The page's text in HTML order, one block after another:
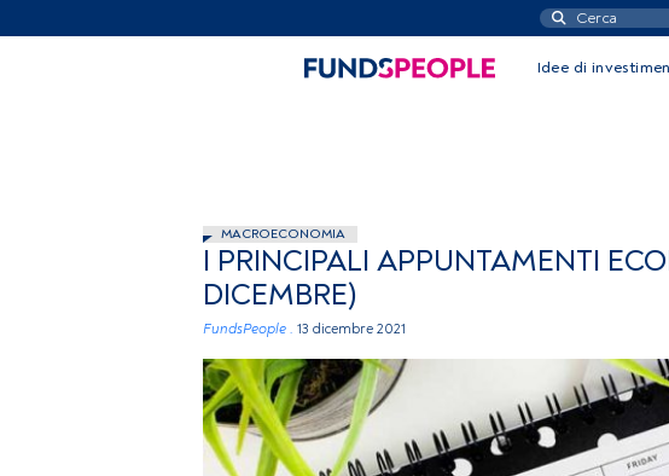
Idee di
MACROECONOMIA
I PRINCIPALI APPUNTAMENTI
DICEMBRE)
FundsPeople . 13 dicembre 2021